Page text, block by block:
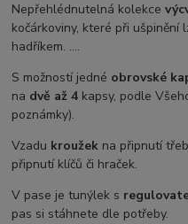
Nepřehlédnutelná kolekce
kočárkoviny, které při ušpinění
hadříkem. ....
S možností jedné obrovské
na dvě až 4 kapsy, podle
poznámky).
Vzadu kroužek na připnutí
připnutí klíčů či hraček.
V pase je tunýlek s
pas si stáhnete dle potřeby.